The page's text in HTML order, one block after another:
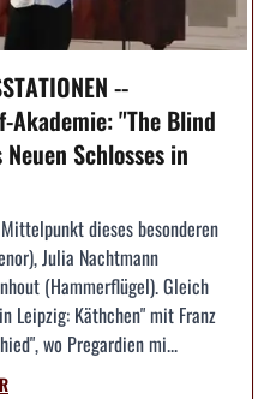
--
Akademie: "The Blind
Schlosses in
dieses besonderen
Julia Nachtmann
(Hammerflügel). Gleich
Leipzig: Käthchen" mit Franz
wo Pregardien mi...